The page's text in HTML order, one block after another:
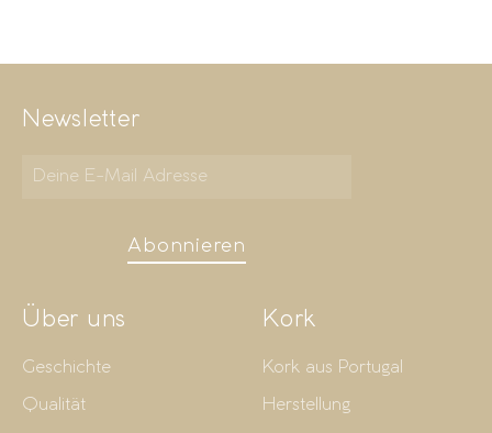
Newsletter
Abonnieren
Über uns
Geschichte
Qualität
Kork
Kork aus Portugal
Herstellung